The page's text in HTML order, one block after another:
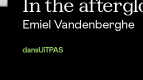
In the
Emiel Vandenberghe
dansUiTPAS